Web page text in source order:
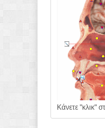
Κάνετε "κλικ"